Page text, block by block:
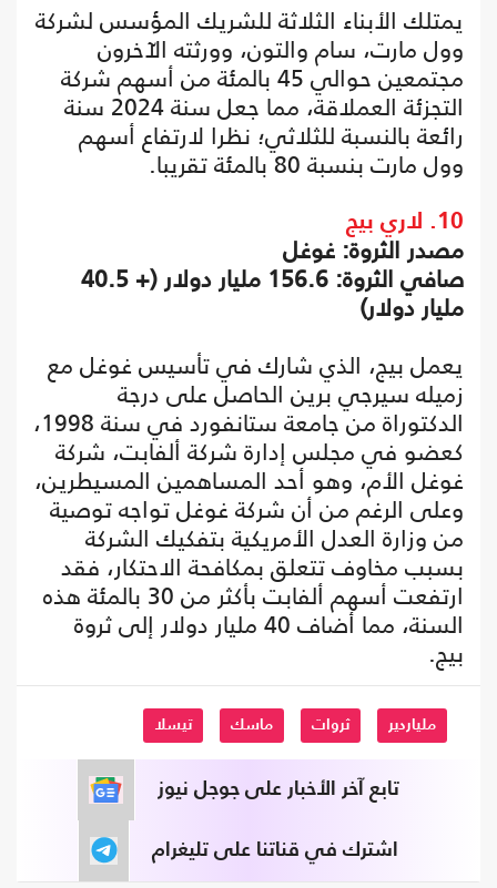
يمتلك الأبناء الثلاثة للشريك المؤسس لشركة
وول مارت، سام والتون، وورثته الآخرون
مجتمعين حوالي 45 بالمئة من أسهم شركة
التجزئة العملاقة، مما جعل سنة 2024 سنة
رائعة بالنسبة للثلاثي؛ نظرا لارتفاع أسهم
وول مارت بنسبة 80 بالمئة تقريبا.
10. لاري بيج
مصدر الثروة: غوغل
صافي الثروة: 156.6 مليار دولار (+ 40.5
مليار دولار)
يعمل بيج، الذي شارك في تأسيس غوغل مع
زميله سيرجي برين الحاصل على درجة
الدكتوراة من جامعة ستانفورد في سنة 1998،
كعضو في مجلس إدارة شركة ألفابت، شركة
غوغل الأم، وهو أحد المساهمين المسيطرين،
وعلى الرغم من أن شركة غوغل تواجه توصية
من وزارة العدل الأمريكية بتفكيك الشركة
بسبب مخاوف تتعلق بمكافحة الاحتكار، فقد
ارتفعت أسهم ألفابت بأكثر من 30 بالمئة هذه
السنة، مما أضاف 40 مليار دولار إلى ثروة
بيج.
ملياردير ثروات ماسك تيسلا
تابع آخر الأخبار على جوجل نيوز
اشترك في قناتنا على تليغرام